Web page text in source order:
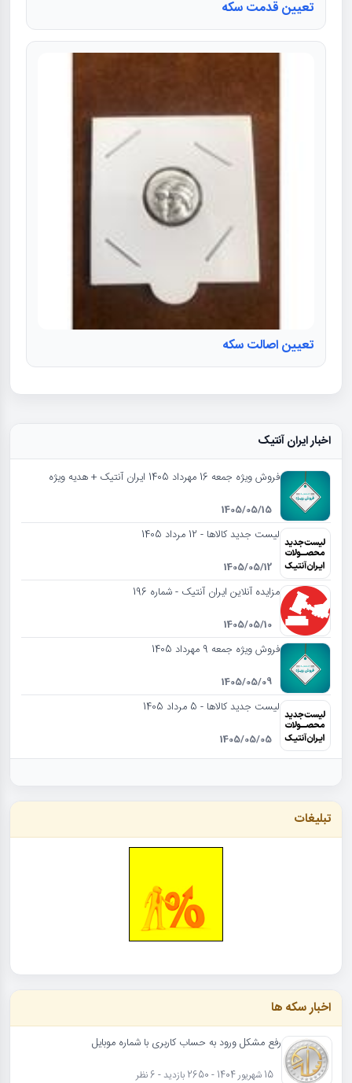
تعیین قدمت سکه
تعیین اصالت سکه
اخبار ایران آنتیک
فروش ویژه جمعه 16 مهرداد 1405 ایران آنتیک + هدیه ویژه
1405/05/15
لیست جدید کالاها - 12 مرداد 1405
1405/05/12
مزایده آنلاین ایران آنتیک - شماره 196
1405/05/10
فروش ویژه جمعه 9 مهرداد 1405
1405/05/09
لیست جدید کالاها - 5 مرداد 1405
1405/05/05
تبلیغات
اخبار سکه ها
رفع مشکل ورود به حساب کاربری با شماره موبایل
15 شهریور 1404 - 2650 بازدید - 6 نظر